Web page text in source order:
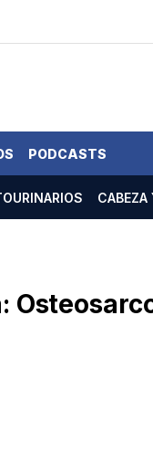
PODCASTS
CABEZA